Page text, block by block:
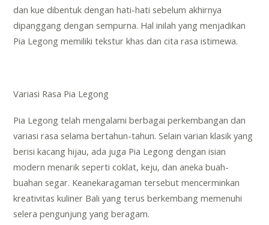
dan kue dibentuk dengan hati-hati sebelum akhirnya
dipanggang dengan sempurna. Hal inilah yang menjadikan
Pia Legong memiliki tekstur khas dan cita rasa istimewa.
Variasi Rasa Pia Legong
Pia Legong telah mengalami berbagai perkembangan dan
variasi rasa selama bertahun-tahun. Selain varian klasik yang
berisi kacang hijau, ada juga Pia Legong dengan isian
modern menarik seperti coklat, keju, dan aneka buah-
buahan segar. Keanekaragaman tersebut mencerminkan
kreativitas kuliner Bali yang terus berkembang memenuhi
selera pengunjung yang beragam.